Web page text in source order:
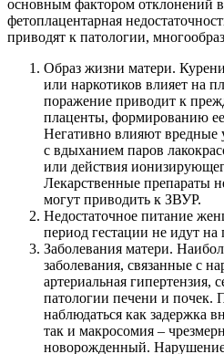
основным фактором отклонений в
фетоплацентарная
приводят к патологии,
Образ жизни матери.
или наркотиков влияет на
поражение приводит к
плаценты, формированию ее
Негативно влияют вредные
с вдыханием паров
или действия
Лекарственные препараты
могут приводить к ЗВУР.
Недостаточное питание
период гестации не идут на
Заболевания матери.
заболевания, связанные с
артериальная гипертензия,
патологии печени и почек.
наблюдаться как задержка
так и макросомия –
новорожденный. Нарушение